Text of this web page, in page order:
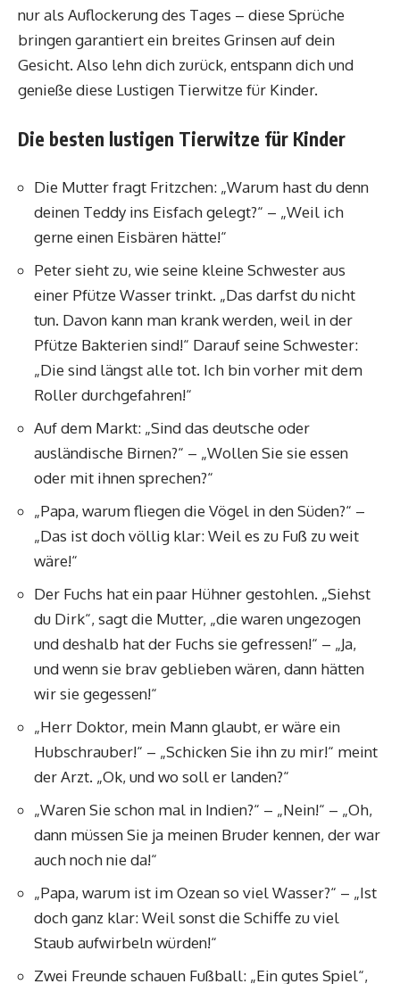
nur als Auflockerung des Tages – diese Sprüche
bringen garantiert ein breites Grinsen auf dein
Gesicht. Also lehn dich zurück, entspann dich und
genieße diese Lustigen Tierwitze für Kinder.
Die besten lustigen Tierwitze für Kinder
Die Mutter fragt Fritzchen: „Warum hast du denn
deinen Teddy ins Eisfach gelegt?“ – „Weil ich
gerne einen Eisbären hätte!“
Peter sieht zu, wie seine kleine Schwester aus
einer Pfütze Wasser trinkt. „Das darfst du nicht
tun. Davon kann man krank werden, weil in der
Pfütze Bakterien sind!“ Darauf seine Schwester:
„Die sind längst alle tot. Ich bin vorher mit dem
Roller durchgefahren!“
Auf dem Markt: „Sind das deutsche oder
ausländische Birnen?“ – „Wollen Sie sie essen
oder mit ihnen sprechen?“
„Papa, warum fliegen die Vögel in den Süden?“ –
„Das ist doch völlig klar: Weil es zu Fuß zu weit
wäre!“
Der Fuchs hat ein paar Hühner gestohlen. „Siehst
du Dirk“, sagt die Mutter, „die waren ungezogen
und deshalb hat der Fuchs sie gefressen!“ – „Ja,
und wenn sie brav geblieben wären, dann hätten
wir sie gegessen!“
„Herr Doktor, mein Mann glaubt, er wäre ein
Hubschrauber!“ – „Schicken Sie ihn zu mir!“ meint
der Arzt. „Ok, und wo soll er landen?“
„Waren Sie schon mal in Indien?“ – „Nein!“ – „Oh,
dann müssen Sie ja meinen Bruder kennen, der war
auch noch nie da!“
„Papa, warum ist im Ozean so viel Wasser?“ – „Ist
doch ganz klar: Weil sonst die Schiffe zu viel
Staub aufwirbeln würden!“
Zwei Freunde schauen Fußball: „Ein gutes Spiel“,